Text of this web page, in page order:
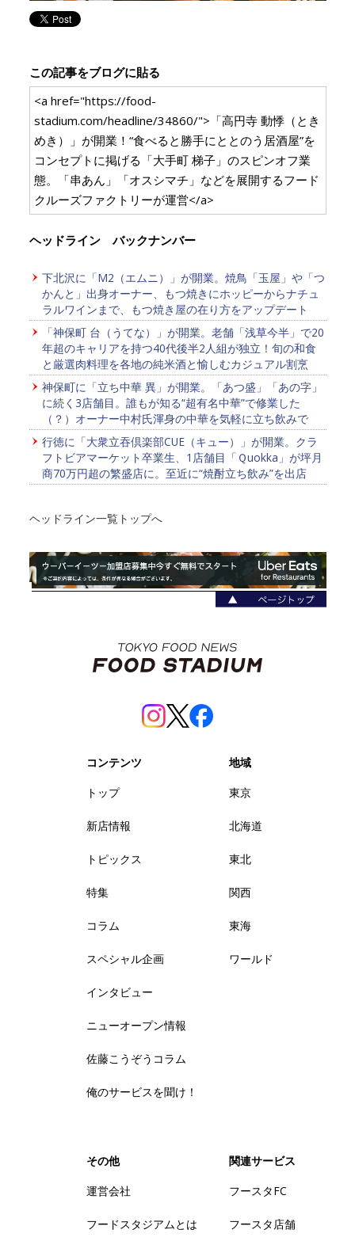
この記事をブログに貼る
<a href="https://food-
stadium.com/headline/34860/">「高円寺 動悸（とき
めき）」が開業！“食べると勝手にととのう居酒屋”を
コンセプトに掲げる「大手町 梯子」のスピンオフ業
態。「串あん」「オスシマチ」などを展開するフード
クルーズファクトリーが運営</a>
ヘッドライン バックナンバー
下北沢に「M2（エムニ）」が開業。焼鳥「玉屋」や「つ
かんと」出身オーナー、もつ焼きにホッピーからナチュ
ラルワインまで、もつ焼き屋の在り方をアップデート
「神保町 台（うてな）」が開業。老舗「浅草今半」で20
年超のキャリアを持つ40代後半2人組が独立！旬の和食
と厳選肉料理を各地の純米酒と愉しむカジュアル割烹
神保町に「立ち中華 異」が開業。「あつ盛」「あの字」
に続く3店舗目。誰もが知る“超有名中華”で修業した
（？）オーナー中村氏渾身の中華を気軽に立ち飲みで
行徳に「大衆立吞倶楽部CUE（キュー）」が開業。クラ
フトビアマーケット卒業生、1店舗目「Ｑuokka」が坪月
商70万円超の繁盛店に。至近に“焼酎立ち飲み”を出店
ヘッドライン一覧トップへ
コンテンツ
トップ
新店情報
トピックス
特集
コラム
スペシャル企画
インタビュー
ニューオープン情報
佐藤こうぞうコラム
俺のサービスを聞け！
地域
東京
北海道
東北
関西
東海
ワールド
その他
運営会社
フードスタジアムとは
関連サービス
フースタFC
フースタ店舗